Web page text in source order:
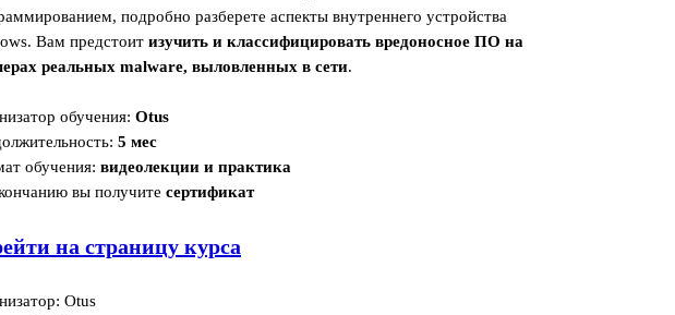
подробно разберете аспекты внутреннего устройства
Вам предстоит изучить и классифицировать вредоносное ПО на
реальных malware, выловленных в сети.
обучения: Otus
5 мес
обучения: видеолекции и практика
вы получите сертификат
на страницу курса
Otus